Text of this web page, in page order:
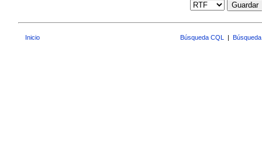
Guardar
Inicio Búsqueda CQL